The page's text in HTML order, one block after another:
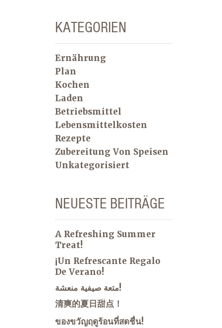
KATEGORIEN
Ernährung
Plan
Kochen
Laden
Betriebsmittel
Lebensmittelkosten
Rezepte
Zubereitung Von Speisen
Unkategorisiert
NEUESTE BEITRÄGE
A Refreshing Summer
Treat!
¡Un Refrescante Regalo
De Verano!
متعة صيفية منعشة!
清爽的夏日甜点！
ของขวัญฤดูร้อนที่สดชื่น!